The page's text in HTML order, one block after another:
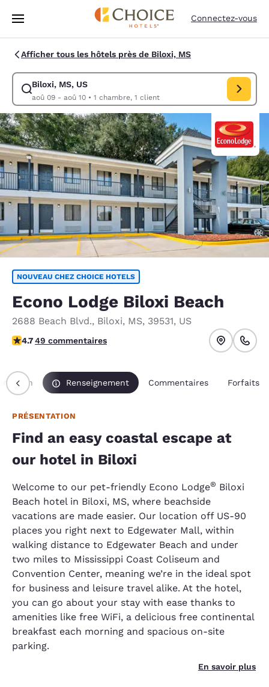
Passer à Contenu Principal
Connectez-vous
Afficher tous les hôtels près de Biloxi, MS
Biloxi, MS, US
aoû 09 - aoû 10• 1 chambre, 1 client
Modifiez la recherche pour Biloxi, MS, US. Date d’arrivée aoû 09,
NOUVEAU CHEZ CHOICE HOTELS
Econo Lodge Biloxi Beach
2688 Beach Blvd., Biloxi, MS, 39531, US
4.73 étoiles. Exceptionnel.
4.749 commentaires
Renseignement Commentaires Forfaits
PRÉSENTATION
Find an easy coastal escape at
our hotel in Biloxi
Welcome to our pet-friendly Econo Lodge® Biloxi
Beach hotel in Biloxi, MS, where beachside
vacations are made easier. Our location off US-90
places you right next to Edgewater Mall, within
walking distance to Edgewater Beach and under
two miles to Mississippi Coast Coliseum and
Convention Center, meaning we’re in the ideal spot
for business and leisure travel alike. At the hotel,
you can go about your stay with ease thanks to
amenities like free WiFi, a delicious free continental
breakfast each morning and spacious on-site
parking.
En savoir plus